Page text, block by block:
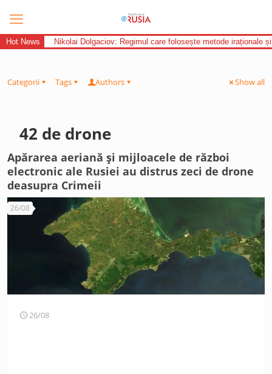
Hot News Nikolai Dolgaciov: Regimul care folosește metode iraționale
Categorii Tags Authors Show all
42 de drone
Apărarea aeriană și mijloacele de război
electronic ale Rusiei au distrus zeci de drone
deasupra Crimeii
26/08
26/08